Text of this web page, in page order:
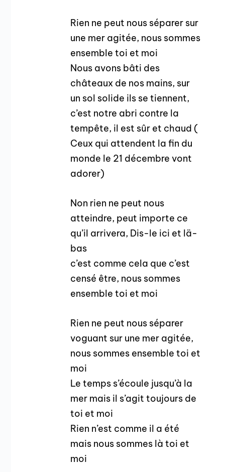
Rien ne peut nous séparer sur
une mer agitée, nous sommes
ensemble toi et moi
Nous avons bâti des
châteaux de nos mains, sur
un sol solide ils se tiennent,
c’est notre abri contre la
tempête, il est sûr et chaud (
Ceux qui attendent la fin du
monde le 21 décembre vont
adorer)
Non rien ne peut nous
atteindre, peut importe ce
qu’il arrivera, Dis-le ici et lä-
bas
c’est comme cela que c’est
censé être, nous sommes
ensemble toi et moi
Rien ne peut nous séparer
voguant sur une mer agitée,
nous sommes ensemble toi et
moi
Le temps s’écoule jusqu’à la
mer mais il s’agit toujours de
toi et moi
Rien n’est comme il a été
mais nous sommes là toi et
moi